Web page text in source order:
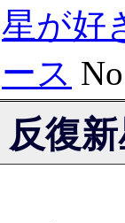
星が好
ース
反復